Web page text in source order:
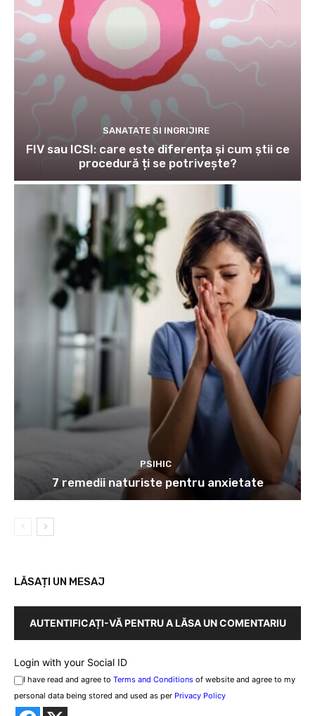
SANATATE SI INGRIJIRE
FIV sau ICSI: care este diferența și cum știi ce
procedură ți se potrivește?
PSIHIC
7 remedii naturiste pentru anxietate
LĂSAȚI UN MESAJ
AUTENTIFICAȚI-VĂ PENTRU A LĂSA UN COMENTARIU
Login with your Social ID
I have read and agree to Terms and Conditions of website and agree to my
personal data being stored and used as per Privacy Policy